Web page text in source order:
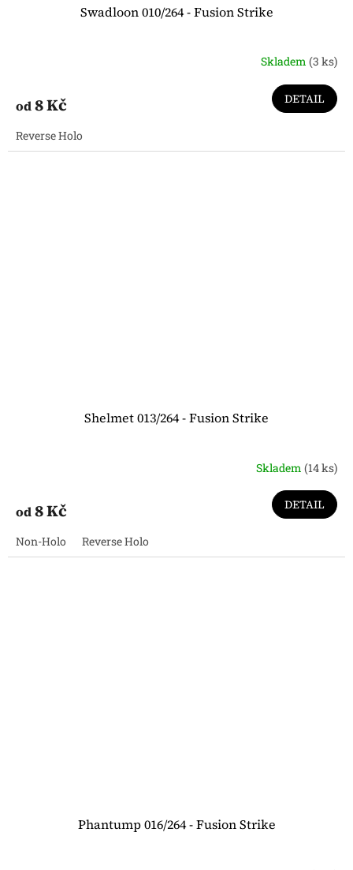
Swadloon 010/264 - Fusion Strike
Skladem (3 ks)
od8 Kč DETAIL
Reverse Holo
Shelmet 013/264 - Fusion Strike
Skladem (14 ks)
od8 Kč DETAIL
Non-Holo Reverse Holo
Phantump 016/264 - Fusion Strike